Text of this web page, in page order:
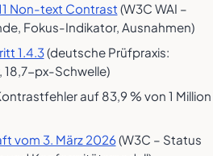
Non-text Contrast (W3C WAI –
Fokus-Indikator, Ausnahmen)
1.4.3(deutsche Prüfpraxis:
18,7-px-Schwelle)
auf 83,9 % von 1 Million
vom 3. März 2026(W3C – Status